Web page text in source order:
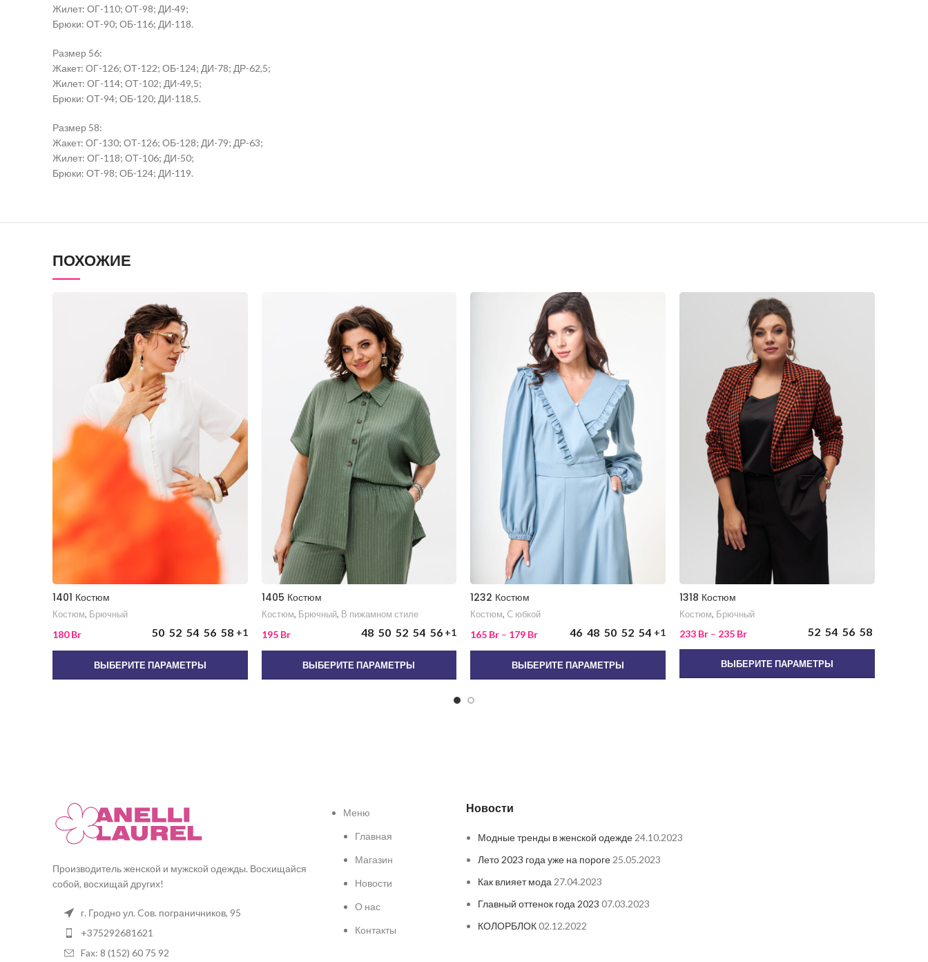
Жилет: ОГ-110; ОТ-98; ДИ-49;
Брюки: ОТ-90; ОБ-116; ДИ-118.
Размер 56:
Жакет: ОГ-126; ОТ-122; ОБ-124; ДИ-78; ДР-62,5;
Жилет: ОГ-114; ОТ-102; ДИ-49,5;
Брюки: ОТ-94; ОБ-120; ДИ-118,5.
Размер 58:
Жакет: ОГ-130; ОТ-126; ОБ-128; ДИ-79; ДР-63;
Жилет: ОГ-118; ОТ-106; ДИ-50;
Брюки: ОТ-98; ОБ-124; ДИ-119.
ПОХОЖИЕ
1401 Костюм
Костюм, Брючный
180Br 50 52 54 56 58 +1
ВЫБЕРИТЕ ПАРАМЕТРЫ
1405 Костюм
Костюм, Брючный, В пижамном стиле
195 Br 48 50 52 54 56 +1
ВЫБЕРИТЕ ПАРАМЕТРЫ
1232 Костюм
Костюм, C юбкой
165 Br – 179 Br 46 48 50 52 54 +1
ВЫБЕРИТЕ ПАРАМЕТРЫ
1318 Костюм
Костюм, Брючный
233 Br – 235 Br 52 54 56 58
ВЫБЕРИТЕ ПАРАМЕТРЫ
Производитель женской и мужской одежды. Восхищайся
собой, восхищай других!
г. Гродно ул. Cов. пограничников, 95
+375292681621
Fax: 8 (152) 60 75 92
Меню
Главная
Магазин
Новости
О нас
Контакты
Новости
Модные тренды в женской одежде 24.10.2023
Лето 2023 года уже на пороге 25.05.2023
Как влияет мода 27.04.2023
Главный оттенок года 2023 07.03.2023
КОЛОРБЛОК 02.12.2022